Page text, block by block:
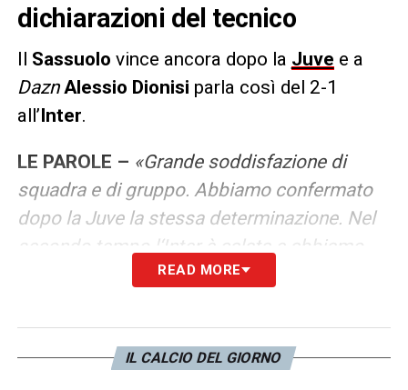
dichiarazioni del tecnico
Il Sassuolo vince ancora dopo la Juve e a
Dazn Alessio Dionisi parla così del 2-1
all’Inter.
LE PAROLE – «Grande soddisfazione di
squadra e di gruppo. Abbiamo confermato
dopo la Juve la stessa determinazione. Nel
secondo tempo l‘Inter è calata e abbiamo
iniziato a giocare di più. Fare due tempi
sapevamo di giocare contro la squadra più
forte del campionato. Speriamo di poterci
READ MORE
IL CALCIO DEL GIORNO